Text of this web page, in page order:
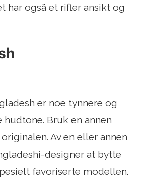
har også et rifler ansikt og
er noe tynnere og
hudtone. Bruk en annen
Av en eller annen
designer at bytte
favoriserte modellen.